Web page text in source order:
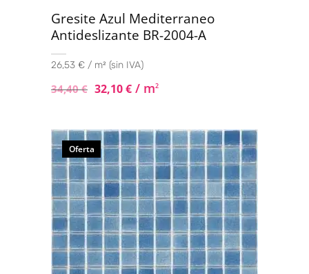
Gresite Azul Mediterraneo
Antideslizante BR-2004-A
26,53 € / m² (sin IVA)
34,40€ 32,10€ / m2
Oferta